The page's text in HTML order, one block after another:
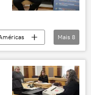
Mais 8